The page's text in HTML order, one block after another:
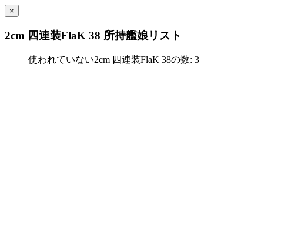
×
2cm 四連装FlaK 38 所持艦娘リスト
使われていない2cm 四連装FlaK 38の数: 3